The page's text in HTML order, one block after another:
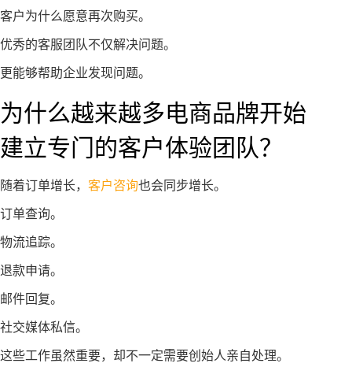
客户为什么愿意再次购买。
优秀的客服团队不仅解决问题。
更能够帮助企业发现问题。
为什么越来越多电商品牌开始
建立专门的客户体验团队？
随着订单增长， 客户咨询也会同步增长。
订单查询。
物流追踪。
退款申请。
邮件回复。
社交媒体私信。
这些工作虽然重要，却不一定需要创始人亲自处理。